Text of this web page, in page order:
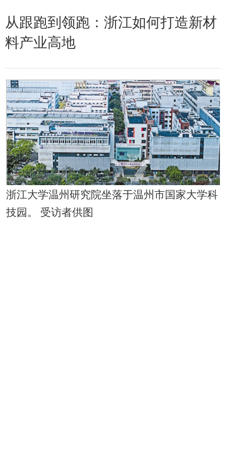
从跟跑到领跑：浙江如何打造新材
料产业高地
浙江大学温州研究院坐落于温州市国家大学科
技园。 受访者供图